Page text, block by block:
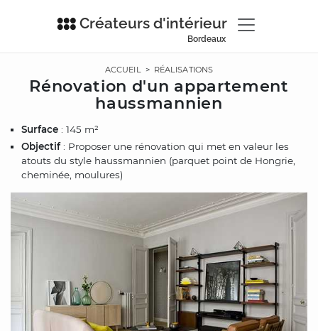
Créateurs d'intérieur
Bordeaux
ACCUEIL> RÉALISATIONS
Rénovation d'un appartement
haussmannien
Surface : 145 m²
Objectif: Proposer une rénovation qui met en valeur les
atouts du style haussmannien (parquet point de Hongrie,
cheminée, moulures)